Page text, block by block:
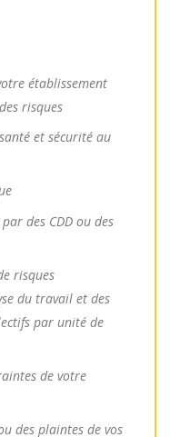
établissement
risques
et sécurité au
des CDD ou des
risques
du travail et des
par unité de
de votre
des plaintes de vos